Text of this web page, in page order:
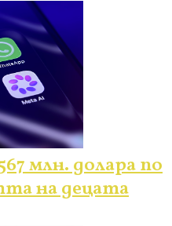
млн. долара по
на децата